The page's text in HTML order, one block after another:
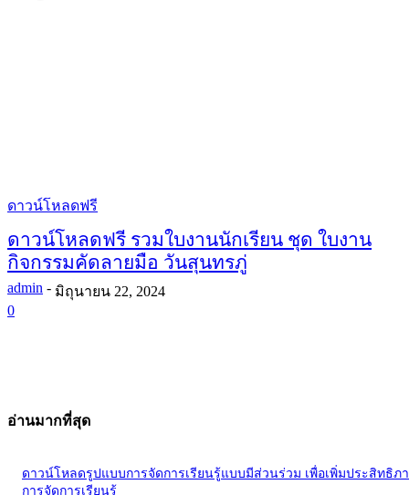
ดาวน์โหลดฟรี
ดาวน์โหลดฟรี รวมใบงานนักเรียน ชุด ใบงาน
กิจกรรมคัดลายมือ วันสุนทรภู่
admin - มิถุนายน 22, 2024
0
อ่านมากที่สุด
ดาวน์โหลดรูปแบบการจัดการเรียนรู้แบบมีส่วนร่วม เพื่อเพิ่มประสิทธิภ
การจัดการเรียนรู้